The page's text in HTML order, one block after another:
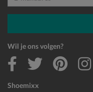
Shoemixx
E-mailadres
Wil je ons volgen?